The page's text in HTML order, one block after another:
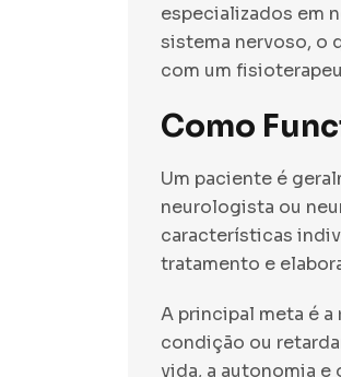
especializados em
sistema nervoso, o
com um
Como
Um paciente é
neurologista ou
características
tratamento e
A principal meta é
condição ou
vida, a autonomia